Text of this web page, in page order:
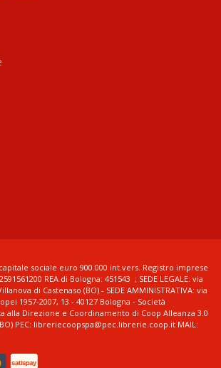
capitale sociale euro 900.000 int.vers. Registro imprese
REA di Bologna: 451543 ; SEDE LEGALE: via
di Castenaso (BO) - SEDE AMMINISTRATIVA: via
1957-2007, 13 - 40127 Bologna - Società
alla Direzione e Coordinamento di Coop Alleanza 3.0
PEC: libreriecoopspa@pec.librerie.coop.it MAIL: